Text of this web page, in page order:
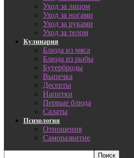
Уход за лицом
Уход за ногами
Уход за руками
Уход за телом
Кулинария
Блюда из мяса
Блюда из рыбы
Бутерброды
Выпечка
Десерты
Напитки
Первые блюда
Салаты
Психология
Отношения
Саморазвитие